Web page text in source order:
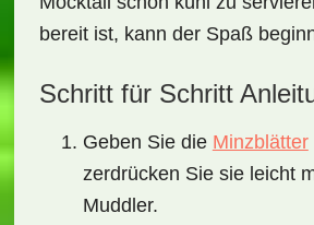
bereit ist, kann der Spaß
Schritt für Schritt
Geben Sie die Minzblätter
zerdrücken Sie sie leicht
Muddler.